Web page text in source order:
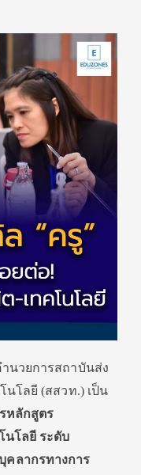
นวยการสถาบันส่ง
นโลยี (สสวท.) เป็น
หลักสูตร
นโลยี ระดับ
ลากรทางการ